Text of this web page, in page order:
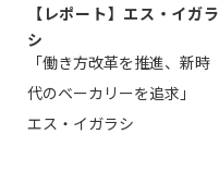
【レポート】エス・イガラ
シ
「働き方改革を推進、新時
代のベーカリーを追求」
エス・イガラシ